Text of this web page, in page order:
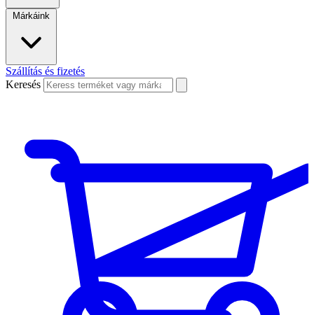
Márkáink
Szállítás és fizetés
Keresés